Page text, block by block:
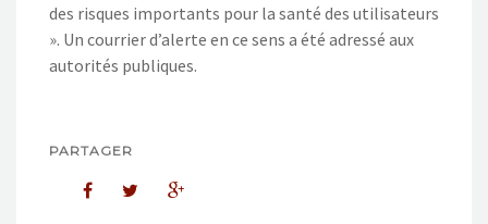
des risques importants pour la santé des utilisateurs
». Un courrier d’alerte en ce sens a été adressé aux
autorités publiques.
PARTAGER